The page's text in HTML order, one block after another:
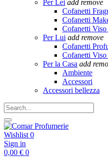
Per Lei add remove
Cofanetti
Cofanetti
Cofanetti
Per Lui add remove
Cofanetti
Cofanetti
Per la Casa add
Ambiente
Accessori
Accessori bellezza
Wishlist 0
Sign in
0,00 € 0